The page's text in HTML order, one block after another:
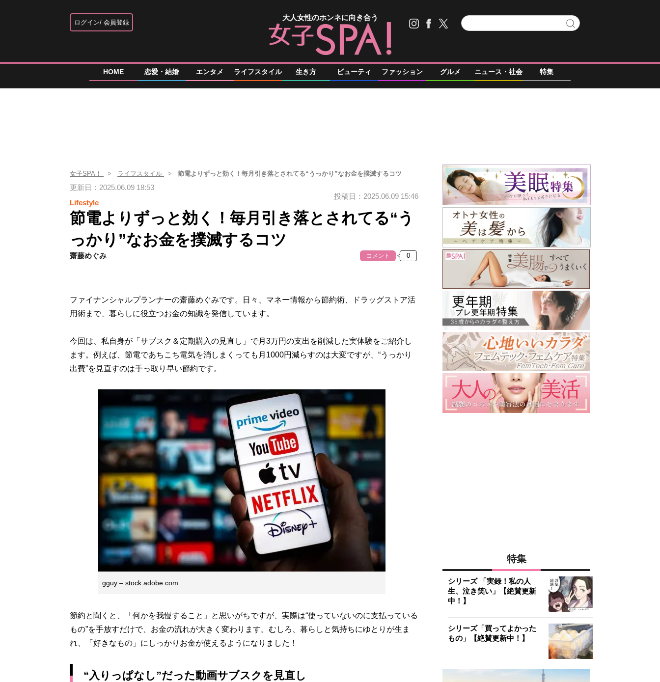
ログイン 会員登録
大人女性のホンネに向き合う
HOME 恋愛・結婚 エンタメ ライフスタイル 生き方 ビューティ ファッション グルメ ニュース・社会 特集
女子SPA！ ライフスタイル 節電よりずっと効く！毎月引き落とされてる“うっかり”なお金を撲滅するコツ
更新日：2025.06.09 18:53
Lifestyle
投稿日：2025.06.09 15:46
節電よりずっと効く！毎月引き落とされてる“う
っかり”なお金を撲滅するコツ
齋藤めぐみ コメント
ファイナンシャルプランナーの齋藤めぐみです。日々、マネー情報から節約術、ドラッグストア活
用術まで、暮らしに役立つお金の知識を発信しています。
今回は、私自身が「サブスク＆定期購入の見直し」で月3万円の支出を削減した実体験をご紹介し
ます。例えば、節電であちこち電気を消しまくっても月1000円減らすのは大変ですが、“うっかり
出費”を見直すのは手っ取り早い節約です。
gguy – stock.adobe.com
節約と聞くと、「何かを我慢すること」と思いがちですが、実際は“使っていないのに支払っている
もの”を手放すだけで、お金の流れが大きく変わります。むしろ、暮らしと気持ちにゆとりが生ま
れ、「好きなもの」にしっかりお金が使えるようになりました！
“入りっぱなし”だった動画サブスクを見直し
特集
シリーズ 「実録！私の人
生、泣き笑い」【絶賛更新
中！】
シリーズ「買ってよかった
もの」【絶賛更新中！】